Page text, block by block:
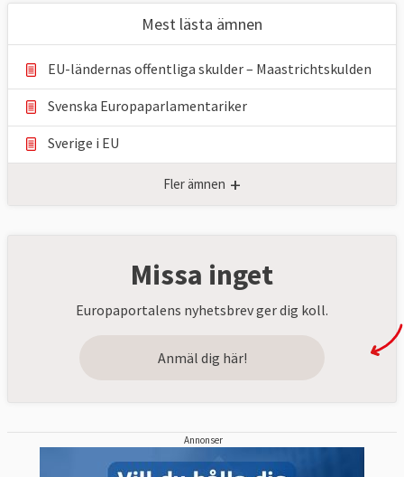
Mest lästa ämnen
EU-ländernas offentliga skulder – Maastrichtskulden
Svenska Europaparlamentariker
Sverige i EU
Fler ämnen +
Missa inget
Europaportalens nyhetsbrev ger dig koll.
Anmäl dig här!
Annonser